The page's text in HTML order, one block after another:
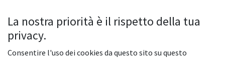
La nostra priorità è il rispetto della tua
privacy.
Consentire l'uso dei cookies da questo sito su questo